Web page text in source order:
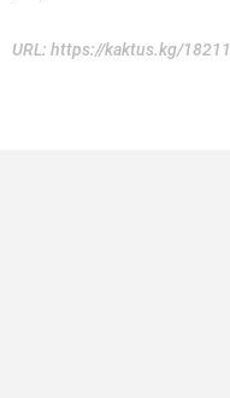
URL: https://kaktus.kg/18211